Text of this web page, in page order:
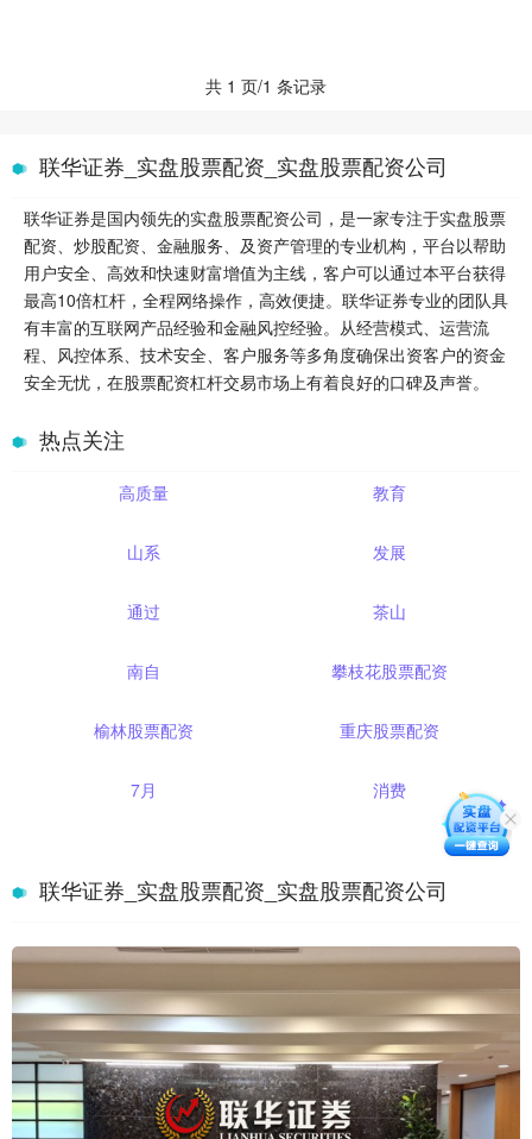
共 1 页/1 条记录
联华证券_实盘股票配资_实盘股票配资公司
联华证券是国内领先的实盘股票配资公司，是一家专注于实盘股票
配资、炒股配资、金融服务、及资产管理的专业机构，平台以帮助
用户安全、高效和快速财富增值为主线，客户可以通过本平台获得
最高10倍杠杆，全程网络操作，高效便捷。联华证券专业的团队具
有丰富的互联网产品经验和金融风控经验。从经营模式、运营流
程、风控体系、技术安全、客户服务等多角度确保出资客户的资金
安全无忧，在股票配资杠杆交易市场上有着良好的口碑及声誉。
热点关注
高质量 教育
山系 发展
通过 茶山
南自 攀枝花股票配资
榆林股票配资 重庆股票配资
7月 消费
联华证券_实盘股票配资_实盘股票配资公司